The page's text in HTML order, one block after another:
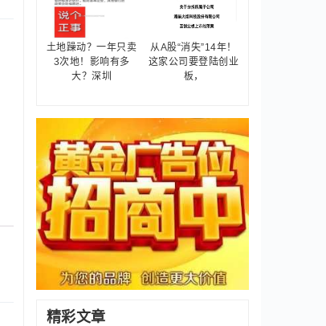
土地躁动？一年只卖
3次地！影响有多
大？深圳
从A股“消失”14年！
这家公司要登陆创业
板，
精彩文章